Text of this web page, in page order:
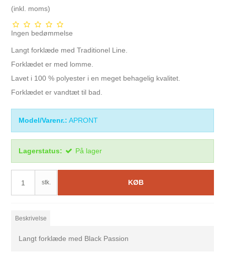
(inkl. moms)
Ingen bedømmelse
Langt forklæde med Traditionel Line.
Forklædet er med lomme.
Lavet i 100 % polyester i en meget behagelig kvalitet.
Forklædet er vandtæt til bad.
Model/Varenr.: APRONT
Lagerstatus: På lager
stk. KØB
Beskrivelse
Langt forklæde med Black Passion